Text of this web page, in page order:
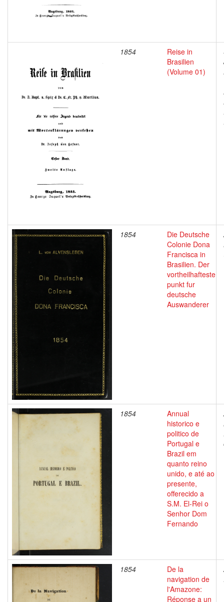
1854
Reise in
Brasilien
(Volume 01)
1854
Die Deutsche
Colonie Dona
Francisca in
Brasilien. Der
vortheilhafteste
punkt fur
deutsche
Auswanderer
1854
Annual
historico e
politico de
Portugal e
Brazil em
quanto reino
unido, e até ao
presente,
offerecido a
S.M. El-Rei o
Senhor Dom
Fernando
1854
De la
navigation de
l'Amazone:
Réponse a un